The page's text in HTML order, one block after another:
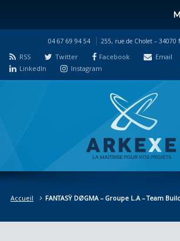
04 67 69 94 54 255, rue de Cholet – 34070
RSS Twitter Facebook Email
LinkedIn
Instagram
Accueil FANTASŸ DØGMA – Groupe L.A – Team